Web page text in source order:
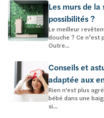
Les murs de
possibilités ?
Le meilleur
douche ? Ce
Outre...
Conseils et
adaptée aux
Rien n'est plus
bébé dans une
si...